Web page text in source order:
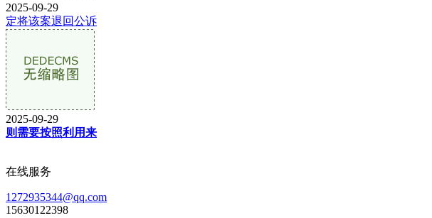
2025-09-29
定将该案退回公诉
2025-09-29
则需要按照利用来
在线服务
1272935344@qq.com
15630122398